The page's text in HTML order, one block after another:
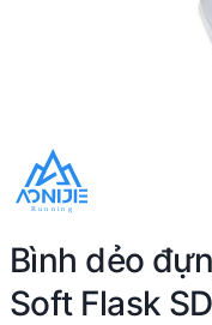
Bình dẻo
Soft Flask